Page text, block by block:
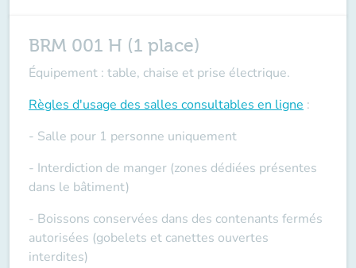
BRM 001 H (1 place)
Équipement : table, chaise et prise électrique.
Règles d'usage des salles consultables en ligne :
- Salle pour 1 personne uniquement
- Interdiction de manger (zones dédiées présentes
dans le bâtiment)
- Boissons conservées dans des contenants fermés
autorisées (gobelets et canettes ouvertes
interdites)